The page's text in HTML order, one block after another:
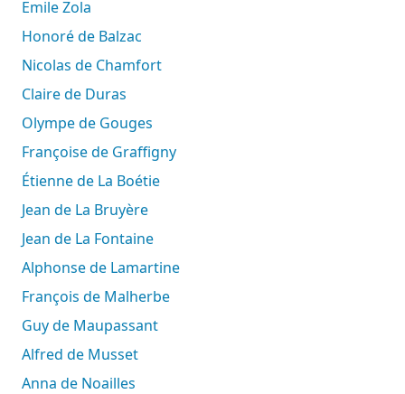
Emile Zola
Honoré de Balzac
Nicolas de Chamfort
Claire de Duras
Olympe de Gouges
Françoise de Graffigny
Étienne de La Boétie
Jean de La Bruyère
Jean de La Fontaine
Alphonse de Lamartine
François de Malherbe
Guy de Maupassant
Alfred de Musset
Anna de Noailles